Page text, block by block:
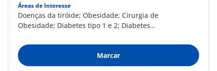
Áreas de Interesse
Doenças da tiróide; Obesidade; Cirurgia de
Obesidade; Diabetes tipo 1 e 2; Diabetes
tecnologias na Diabetes (Bombas Infusoras de
Insulina; Monitorização Contínua); Patologia
endócrina da gravidez; Patologia Supra-Renal;
Marcar